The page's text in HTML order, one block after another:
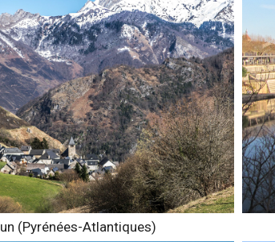
(Pyrénées-Atlantiques)